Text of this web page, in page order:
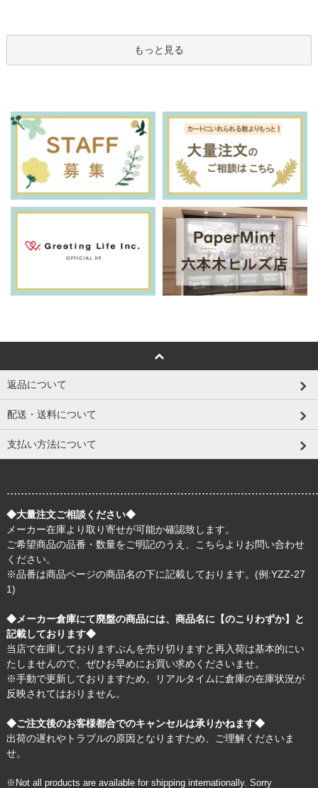
もっと見る
返品について
配送・送料について
支払い方法について
◆大量注文ご相談ください◆
メーカー在庫より取り寄せが可能か確認致します。
ご希望商品の品番・数量をご明記のうえ、
こちら よりお問い合わせ
ください。
※品番は商品ページの商品名の下に記載しております。(例:YZZ-27
1)
◆メーカー倉庫にて廃盤の商品には、商品名に【のこりわずか】と
記載しております◆
当店で在庫しておりますぶんを売り切りますと再入荷は基本的にい
たしませんので、ぜひお早めにお買い求めくださいませ。
※手動で更新しておりますため、リアルタイムに倉庫の在庫状況が
反映されてはおりません。
◆ご注文後のお客様都合でのキャンセルは承りかねます◆
出荷の遅れやトラブルの原因となりますため、ご理解くださいま
せ。
※Not all products are available for shipping internationally. Sorry